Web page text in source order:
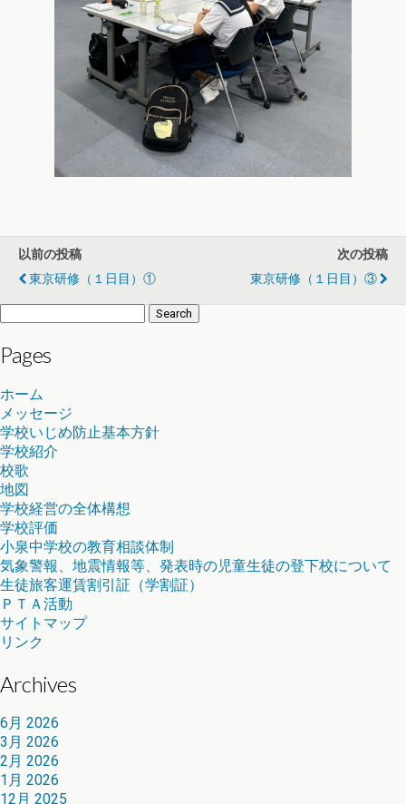
以前の投稿
東京研修（１日目）①
次の投稿
東京研修（１日目）③
for:
Pages
ホーム
メッセージ
学校いじめ防止基本方針
学校紹介
校歌
地図
学校経営の全体構想
学校評価
小泉中学校の教育相談体制
気象警報、地震情報等、発表時の児童生徒の登下校について
生徒旅客運賃割引証（学割証）
ＰＴＡ活動
サイトマップ
リンク
Archives
6月 2026
3月 2026
2月 2026
1月 2026
12月 2025